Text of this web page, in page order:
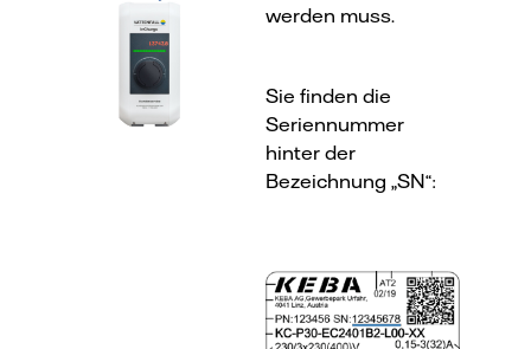
werden muss.
Sie finden die
Seriennummer
hinter der
Bezeichnung „SN“: